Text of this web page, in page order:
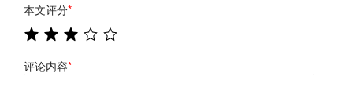
本文评分*
评论内容*